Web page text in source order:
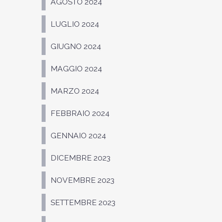
LUGLIO 2024
GIUGNO 2024
MAGGIO 2024
MARZO 2024
FEBBRAIO 2024
GENNAIO 2024
DICEMBRE 2023
NOVEMBRE 2023
SETTEMBRE 2023